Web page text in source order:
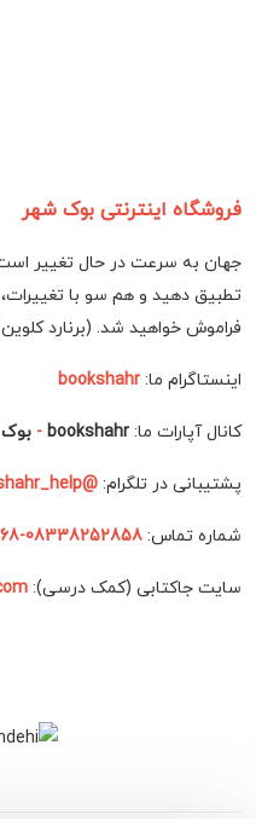
فروشگاه اینترنتی بوک شهر
جهان به سرعت در حال تغییر است
تطبیق دهید و هم سو با تغییرات،
فراموش خواهید شد. (برنارد کلوین
اینستاگرام ما: bookshahr
کانال آپارات ما: bookshahr
-
پشتیبانی در تلگرام: @bookshahr_help
شماره تماس: 08338252858-08338252868
سایت جاکتابی (کمک درسی):